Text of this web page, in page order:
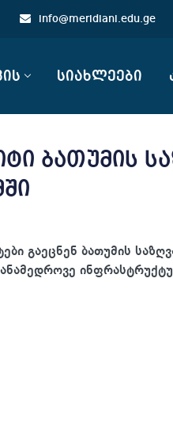
info@meridiani.edu.ge
სიახლეები
ბათუმის
გაეცნენ ბათუმის